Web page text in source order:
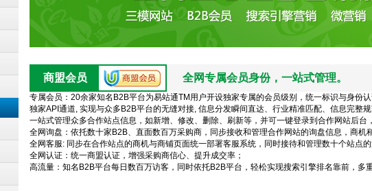
商盟会员 全网专属会员身份，一站式管理。
专属会员：20余家知名B2B平台为易站通TM用户开设独家专属的会员级别，统一标识与身份
独家API通道, 实现与众多B2B平台的无缝对接, 信息分发瞬间直达、行业精准匹配、信息完整
一站式管理众多合作站点信息，如新增、修改、删除、刷新等，并可一键登录到合作网站后台
全网询盘：依托数十家B2B、直面数百万采购商，同步接收和管理合作网站的询盘信息，商机
全网客服: 同步在合作站点的商机与商铺页面统一部署客服系统，同时接待和管理数十个站点
全网认证：统一商盟认证，增强采购商信心、提升成交率；
高流量：知名B2B平台每日数百万访客，同时依托B2B平台，轻松实现搜索引擎排名靠前，多